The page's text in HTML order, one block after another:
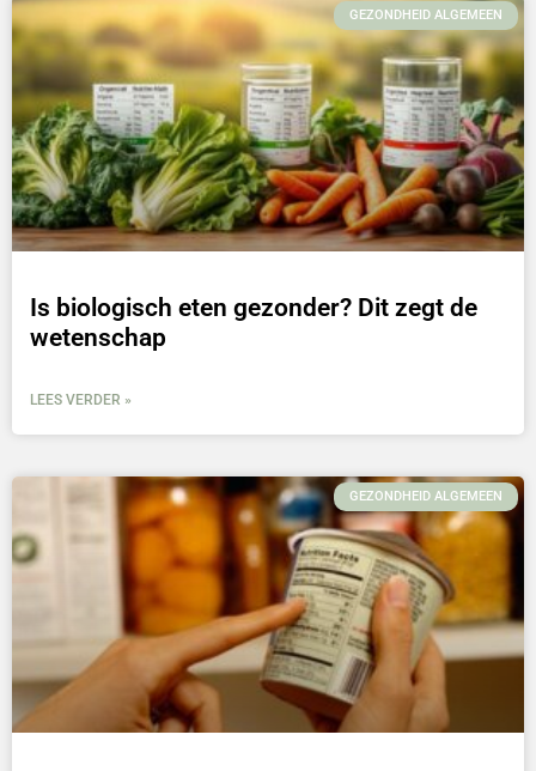
GEZONDHEID ALGEMEEN
Is biologisch eten gezonder? Dit zegt de
wetenschap
LEES VERDER »
GEZONDHEID ALGEMEEN